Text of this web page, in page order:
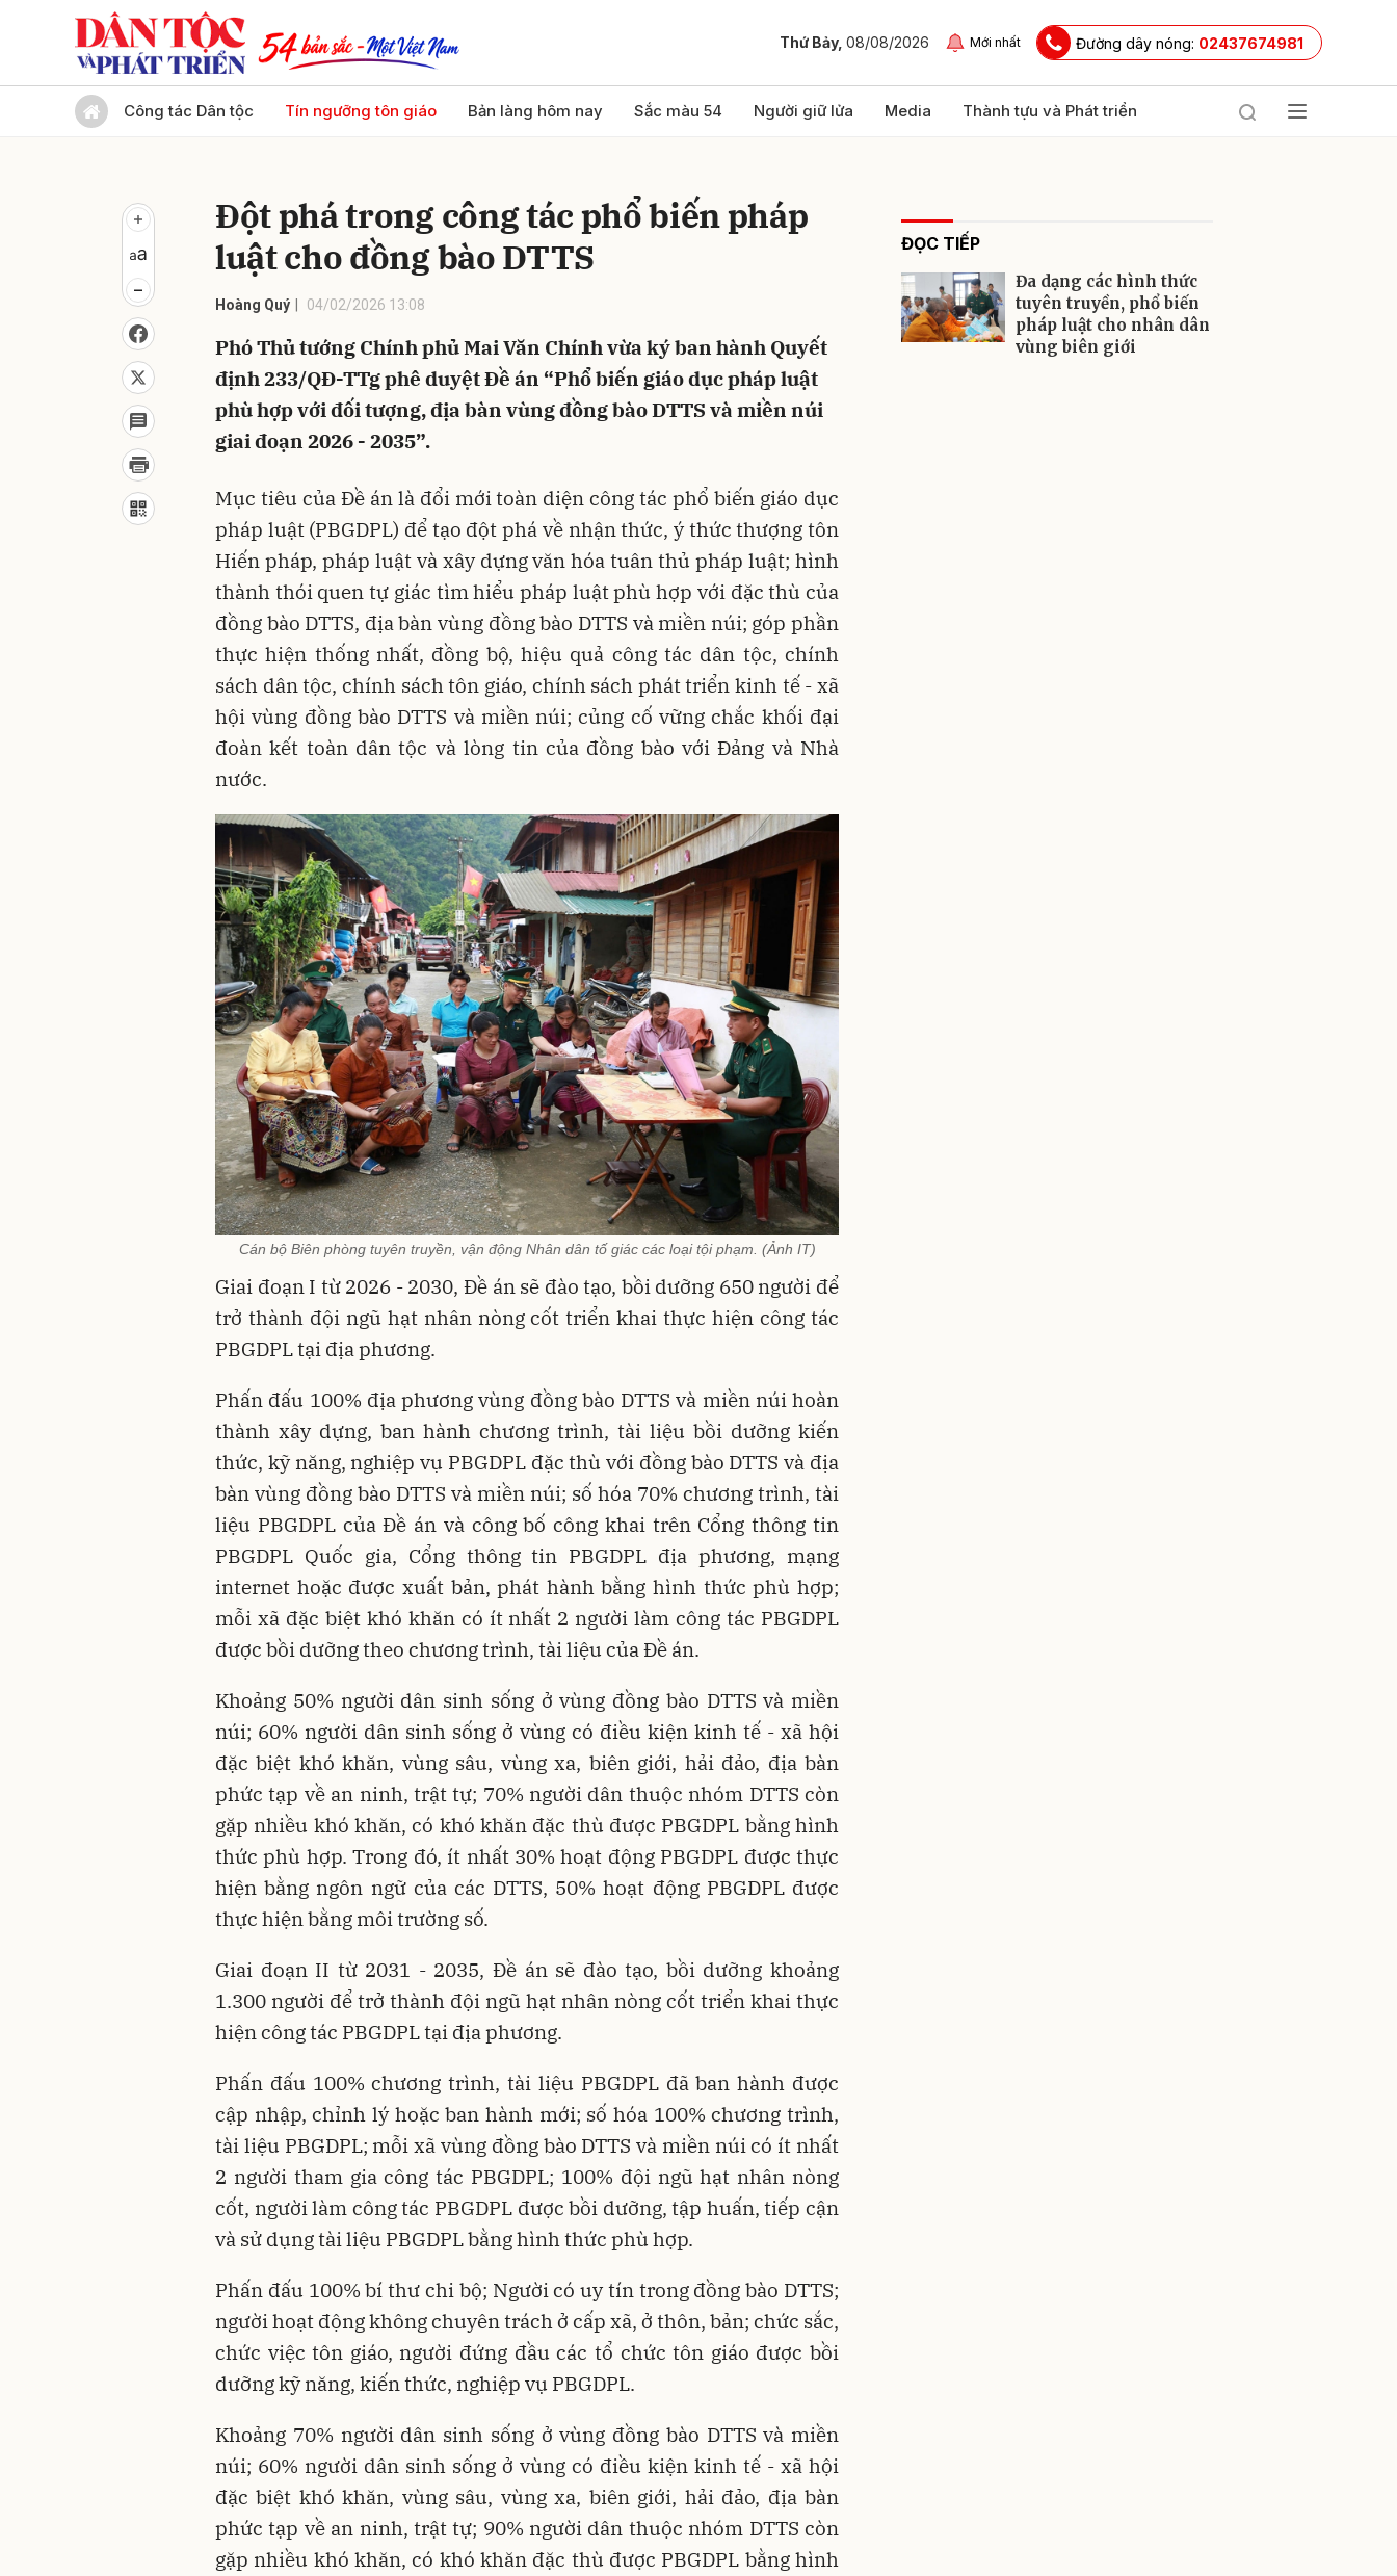
Thứ Bảy, 08/08/2026 Mới nhất Đường dây nóng: 02437674981
Công tác Dân tộc Tín ngưỡng tôn giáo Bản làng hôm nay Sắc màu 54 Người giữ lửa Media Thành tựu và Phát triển
Đột phá trong công tác phổ biến pháp
luật cho đồng bào DTTS
Hoàng Quý 04/02/2026 13:08
Phó Thủ tướng Chính phủ Mai Văn Chính vừa ký ban hành Quyết
định 233/QĐ-TTg phê duyệt Đề án “Phổ biến giáo dục pháp luật
phù hợp với đối tượng, địa bàn vùng đồng bào DTTS và miền núi
giai đoạn 2026 - 2035”.
Mục tiêu của Đề án là đổi mới toàn diện công tác phổ biến giáo dục
pháp luật (PBGDPL) để tạo đột phá về nhận thức, ý thức thượng tôn
Hiến pháp, pháp luật và xây dựng văn hóa tuân thủ pháp luật; hình
thành thói quen tự giác tìm hiểu pháp luật phù hợp với đặc thù của
đồng bào DTTS, địa bàn vùng đồng bào DTTS và miền núi; góp phần
thực hiện thống nhất, đồng bộ, hiệu quả công tác dân tộc, chính
sách dân tộc, chính sách tôn giáo, chính sách phát triển kinh tế - xã
hội vùng đồng bào DTTS và miền núi; củng cố vững chắc khối đại
đoàn kết toàn dân tộc và lòng tin của đồng bào với Đảng và Nhà
nước.
Cán bộ Biên phòng tuyên truyền, vận động Nhân dân tố giác các loại tội phạm. (Ảnh IT)
Giai đoạn I từ 2026 - 2030, Đề án sẽ đào tạo, bồi dưỡng 650 người để
trở thành đội ngũ hạt nhân nòng cốt triển khai thực hiện công tác
PBGDPL tại địa phương.
Phấn đấu 100% địa phương vùng đồng bào DTTS và miền núi hoàn
thành xây dựng, ban hành chương trình, tài liệu bồi dưỡng kiến
thức, kỹ năng, nghiệp vụ PBGDPL đặc thù với đồng bào DTTS và địa
bàn vùng đồng bào DTTS và miền núi; số hóa 70% chương trình, tài
liệu PBGDPL của Đề án và công bố công khai trên Cổng thông tin
PBGDPL Quốc gia, Cổng thông tin PBGDPL địa phương, mạng
internet hoặc được xuất bản, phát hành bằng hình thức phù hợp;
mỗi xã đặc biệt khó khăn có ít nhất 2 người làm công tác PBGDPL
được bồi dưỡng theo chương trình, tài liệu của Đề án.
Khoảng 50% người dân sinh sống ở vùng đồng bào DTTS và miền
núi; 60% người dân sinh sống ở vùng có điều kiện kinh tế - xã hội
đặc biệt khó khăn, vùng sâu, vùng xa, biên giới, hải đảo, địa bàn
phức tạp về an ninh, trật tự; 70% người dân thuộc nhóm DTTS còn
gặp nhiều khó khăn, có khó khăn đặc thù được PBGDPL bằng hình
thức phù hợp. Trong đó, ít nhất 30% hoạt động PBGDPL được thực
hiện bằng ngôn ngữ của các DTTS, 50% hoạt động PBGDPL được
thực hiện bằng môi trường số.
Giai đoạn II từ 2031 - 2035, Đề án sẽ đào tạo, bồi dưỡng khoảng
1.300 người để trở thành đội ngũ hạt nhân nòng cốt triển khai thực
hiện công tác PBGDPL tại địa phương.
Phấn đấu 100% chương trình, tài liệu PBGDPL đã ban hành được
cập nhập, chỉnh lý hoặc ban hành mới; số hóa 100% chương trình,
tài liệu PBGDPL; mỗi xã vùng đồng bào DTTS và miền núi có ít nhất
2 người tham gia công tác PBGDPL; 100% đội ngũ hạt nhân nòng
cốt, người làm công tác PBGDPL được bồi dưỡng, tập huấn, tiếp cận
và sử dụng tài liệu PBGDPL bằng hình thức phù hợp.
Phấn đấu 100% bí thư chi bộ; Người có uy tín trong đồng bào DTTS;
người hoạt động không chuyên trách ở cấp xã, ở thôn, bản; chức sắc,
chức việc tôn giáo, người đứng đầu các tổ chức tôn giáo được bồi
dưỡng kỹ năng, kiến thức, nghiệp vụ PBGDPL.
Khoảng 70% người dân sinh sống ở vùng đồng bào DTTS và miền
núi; 60% người dân sinh sống ở vùng có điều kiện kinh tế - xã hội
đặc biệt khó khăn, vùng sâu, vùng xa, biên giới, hải đảo, địa bàn
phức tạp về an ninh, trật tự; 90% người dân thuộc nhóm DTTS còn
gặp nhiều khó khăn, có khó khăn đặc thù được PBGDPL bằng hình
ĐỌC TIẾP
Đa dạng các hình thức
tuyên truyền, phổ biến
pháp luật cho nhân dân
vùng biên giới
Gửi bình luận
Hủy Gửi